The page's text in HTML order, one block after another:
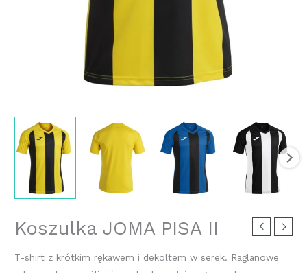
Koszulka JOMA PISA II
T-shirt z krótkim rękawem i dekoltem w serek. Raglanowe